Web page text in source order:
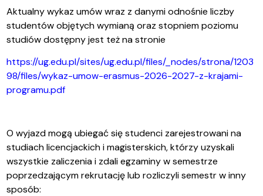
Aktualny wykaz umów wraz z danymi odnośnie liczby
studentów objętych wymianą oraz stopniem poziomu
studiów dostępny jest też na stronie
https://ug.edu.pl/sites/ug.edu.pl/files/_nodes/strona/1203
98/files/wykaz-umow-erasmus-2026-2027-z-krajami-
programu.pdf
O wyjazd mogą ubiegać się studenci zarejestrowani na
studiach licencjackich i magisterskich, którzy uzyskali
wszystkie zaliczenia i zdali egzaminy w semestrze
poprzedzającym rekrutację lub rozliczyli semestr w inny
sposób: